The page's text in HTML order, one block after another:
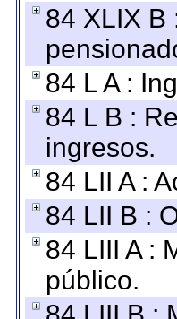
84 XLIX B
84 L A :
84 L B :
ingresos.
84 LII A :
84 LII B :
84 LIII A :
público.